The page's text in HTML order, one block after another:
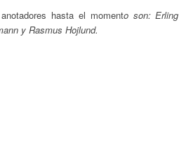
hasta el momento son: Erling
y Rasmus Hojlund.